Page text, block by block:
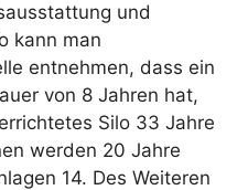
und
kann man
entnehmen, dass ein
von 8 Jahren hat,
Silo 33 Jahre
werden 20 Jahre
14. Des Weiteren